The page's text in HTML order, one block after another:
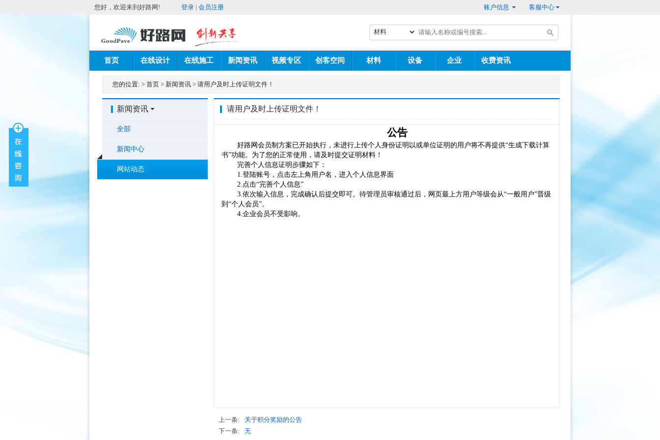
您好，欢迎来到好路网! 登录 | 会员注册 账户信息 客服中心
首页 在线设计 在线施工 新闻资讯 视频专区 创客空间 材料 设备 企业 收费资讯
您的位置: > 首页 > 新闻资讯 > 请用户及时上传证明文件！
新闻资讯
全部
新闻中心
网站动态
请用户及时上传证明文件！
公告
好路网会员制方案已开始执行，未进行上传个人身份证明以或单位证明的用户将不再提供“生成下载计算
书”功能。为了您的正常使用，请及时提交证明材料！
完善个人信息证明步骤如下：
1.登陆账号，点击左上角用户名，进入个人信息界面
2.点击“完善个人信息”
3.依次输入信息，完成确认后提交即可。待管理员审核通过后，网页最上方用户等级会从“一般用户”晋级
到“个人会员”。
4.企业会员不受影响。
上一条:
关于积分奖励的公告
下一条:
无